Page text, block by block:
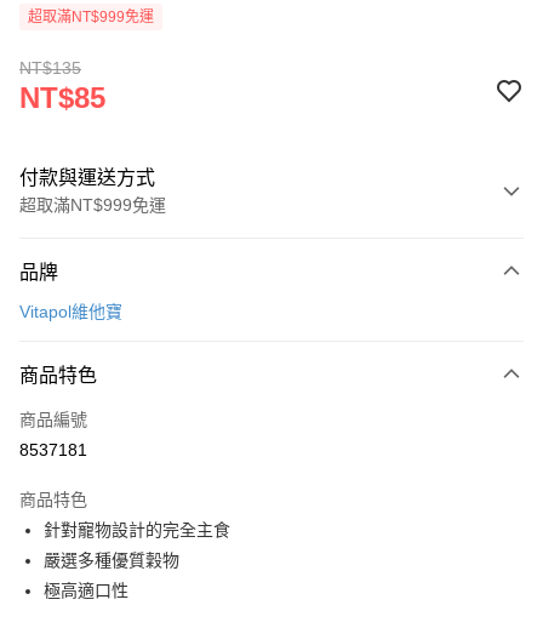
超取滿NT$999免運
NT$135
NT$85
付款與運送方式
超取滿NT$999免運
信用卡一次付款
3 期 0 利率 每期
合作金庫商業銀行
上海商業儲蓄銀行
臺灣中小企業銀行
匯豐（台灣）商業銀行
聯邦商業銀行
元大商業銀行
超商取貨付款
LINE Pay
Apple Pay
街口支付
悠遊付
品牌
Vitapol維他寶
商品特色
商品編號
8537181
商品特色
針對寵物設計的完全主食
嚴選多種優質穀物
極高適口性